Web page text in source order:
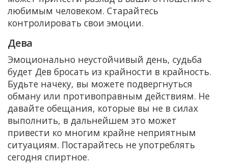
любимым человеком. Старайтесь
контролировать свои эмоции.
Дева
Эмоционально неустойчивый день, судьба
будет Дев бросать из крайности в крайность.
Будьте начеку, вы можете подвергнуться
обману или противоправным действиям. Не
давайте обещания, которые вы не в силах
выполнить, в дальнейшем это может
привести ко многим крайне неприятным
ситуациям. Постарайтесь не употреблять
сегодня спиртное.